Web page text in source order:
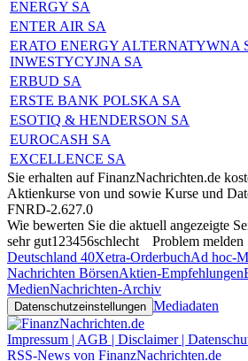
ENERGY SA
ENTER AIR SA
ERATO ENERGY ALTERNATYWNA
INWESTYCYJNA SA
ERBUD SA
ERSTE BANK POLSKA SA
ESOTIQ & HENDERSON SA
EUROCASH SA
EXCELLENCE SA
Sie erhalten auf FinanzNachrichten.de
Aktienkurse von und sowie Kurse und
FNRD-2.627.0
Wie bewerten Sie die aktuell angezeigte
sehr gut1 23456schlecht
Problem melden
Deutschland 40Xetra-OrderbuchAd hoc-
Nachrichten BörsenAktien-Empfehlungen
MedienNachrichten-Archiv
Datenschutzeinstellungen Mediadaten
Impressum | AGB | Disclaimer |
RSS-News von FinanzNachrichten.de